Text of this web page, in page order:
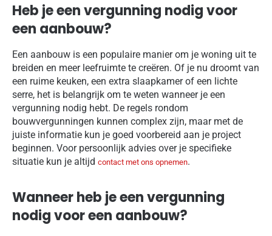
Heb je een vergunning nodig voor
een aanbouw?
Een aanbouw is een populaire manier om je woning uit te
breiden en meer leefruimte te creëren. Of je nu droomt van
een ruime keuken, een extra slaapkamer of een lichte
serre, het is belangrijk om te weten wanneer je een
vergunning nodig hebt. De regels rondom
bouwvergunningen kunnen complex zijn, maar met de
juiste informatie kun je goed voorbereid aan je project
beginnen. Voor persoonlijk advies over je specifieke
situatie kun je altijd contact met ons opnemen.
Wanneer heb je een vergunning
nodig voor een aanbouw?